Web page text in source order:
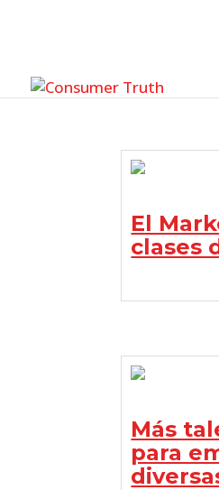
El
clases
Más
para